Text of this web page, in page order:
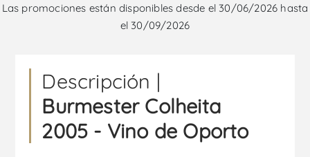
Las promociones están disponibles desde el 30/06/2026 hasta
el 30/09/2026
Descripción |
Burmester Colheita
2005 - Vino de Oporto